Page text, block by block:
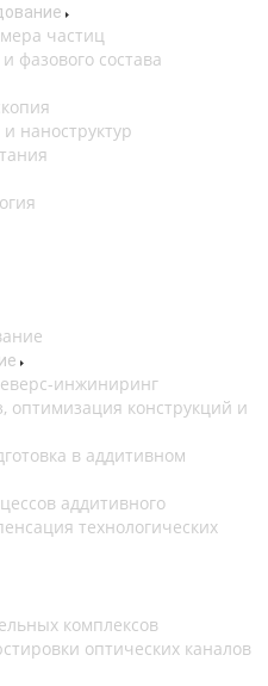
частиц
фазового состава
наноструктур
инжиниринг
конструкций и
в аддитивном
аддитивного
технологических
комплексов
оптических каналов